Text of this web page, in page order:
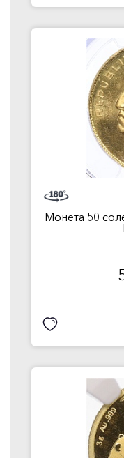
Монета 50